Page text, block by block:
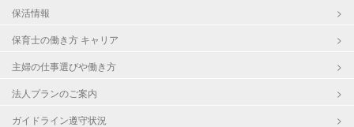
保活情報
保育士の働き方 キャリア
主婦の仕事選びや働き方
法人プランのご案内
ガイドライン遵守状況